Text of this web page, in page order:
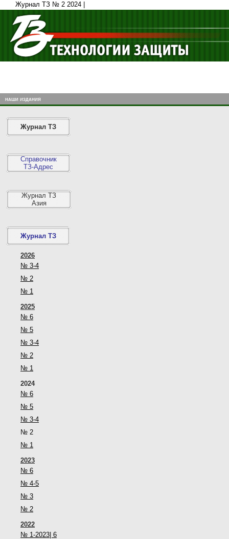
Журнал ТЗ № 2 2024 |
наши издания
Журнал ТЗ
Справочник
ТЗ-Адрес
Журнал ТЗ
Азия
Журнал ТЗ
2026
№ 3-4
№ 2
№ 1
2025
№ 6
№ 5
№ 3-4
№ 2
№ 1
2024
№ 6
№ 5
№ 3-4
№ 2
№ 1
2023
№ 6
№ 4-5
№ 3
№ 2
2022
№ 1-2023| 6